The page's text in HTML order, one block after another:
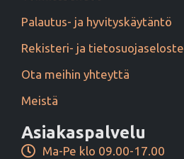
Palautus- ja hyvityskäytäntö
Rekisteri- ja tietosuojaseloste
Ota meihin yhteyttä
Meistä
Asiakaspalvelu
Ma-Pe klo 09.00-17.00